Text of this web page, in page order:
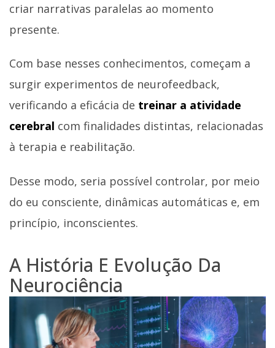
criar narrativas paralelas ao momento
presente.
Com base nesses conhecimentos, começam a
surgir experimentos de neurofeedback,
verificando a eficácia de treinar a atividade
cerebral com finalidades distintas, relacionadas
à terapia e reabilitação.
Desse modo, seria possível controlar, por meio
do eu consciente, dinâmicas automáticas e, em
princípio, inconscientes.
A História E Evolução Da
Neurociência